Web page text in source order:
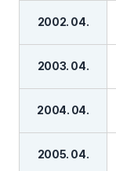
2002. 04.
2003. 04.
2004. 04.
2005. 04.